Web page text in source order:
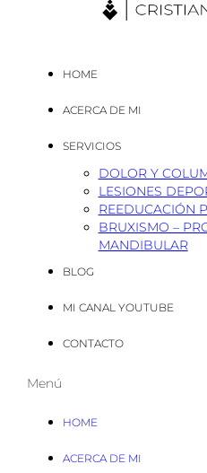
HOME
ACERCA DE MI
SERVICIOS
DOLOR Y
LESIONES
REEDUCACIÓN
BRUXISMO –
MANDIBULAR
BLOG
MI CANAL YOUTUBE
CONTACTO
Menú
HOME
ACERCA DE MI